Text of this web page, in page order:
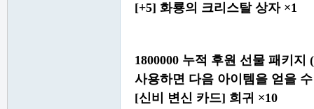
[+5] 화룡의 크리스탈 상자 ×1
1800000 누적 후원 선물 패키지
사용하면 다음 아이템을 얻을
[신비 변신 카드] 희귀 ×10